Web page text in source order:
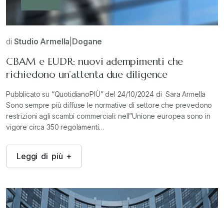
di Studio Armella Dogane
CBAM e EUDR: nuovi adempimenti che
richiedono un’attenta due diligence
Pubblicato su “QuotidianoPIÙ” del 24/10/2024 di Sara Armella
Sono sempre più diffuse le normative di settore che prevedono
restrizioni agli scambi commerciali: nell”Unione europea sono in
vigore circa 350 regolamenti…
Leggi di più +